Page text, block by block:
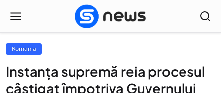
Romania
Instanţa supremă reia procesul
câştigat împotriva Guvernului